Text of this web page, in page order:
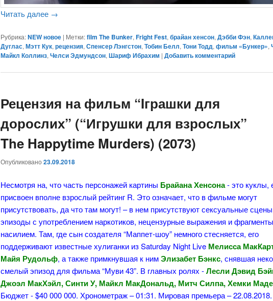
Читать далее →
Рубрика: NEW новое | Метки: film The Bunker,Fright Fest,брайан хенсон,Дэбби Фэн,
Дуглас,Мэтт Кук,рецензия,Спенсер Лэнгстон,Тобин Белл,Тони Тодд,фильм «Бункер»,
Майкл Коллинз,Челси Эдмундсон,Шариф Ибрахим |Добавить комментарий
Рецензия на фильм “Iграшки для
дорослих” (“Игрушки для взрослых”
The Happytime Murders) (2073)
Опубликовано23.09.2018
Несмотря на, что часть персонажей картины Брайана Хенсона- это куклы,
присвоен вполне взрослый рейтинг R. Это означает, что в фильме могут
присутствовать, да что там могут! – в нем присутствуют сексуальные
эпизоды с употреблением наркотиков, нецензурные выражения и
насилием. Там, где сын создателя “Маппет-шоу” немного стесняется, его
поддерживают известные хулиганки из Saturday Night Live Мелисса
Майя Рудольф, а также примкнувшая к нимЭлизабет Бэнкс, снявшая
смелый эпизод для фильма “Муви 43”. В главных ролях -Лесли Дэвид
Джоэл МакХэйл, Синти У, Майкл МакДональд, Митч Силпа, Хемки
Бюджет - $40 000 000. Хронометраж – 01:31. Мировая премьера – 22.08.2018.